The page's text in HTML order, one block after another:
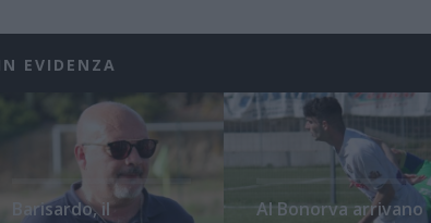
EVIDENZA
Barisardo, il
Al Bonorva arrivano